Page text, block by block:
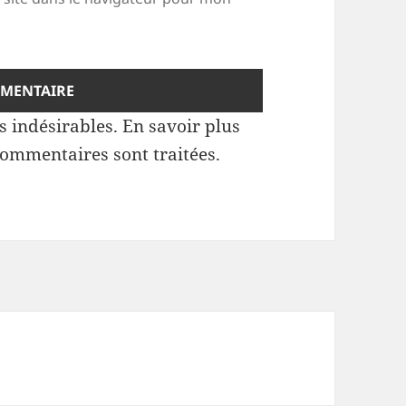
indésirables.En savoir plus
sont traitées.